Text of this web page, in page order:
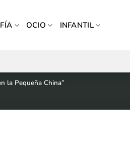
OCIO INFANTIL
la Pequeña China”